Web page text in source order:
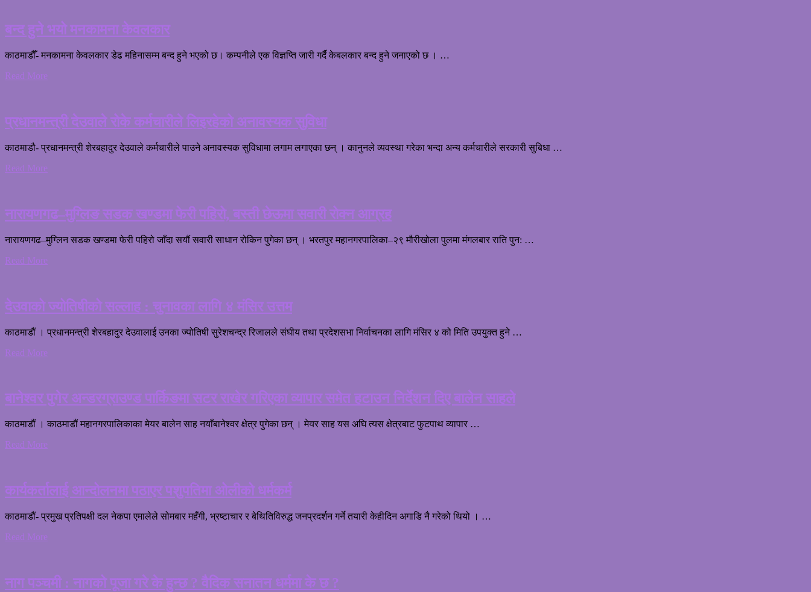
बन्द हुने भयो मनकामना केवलकार
काठमाडौँ- मनकामना केवलकार डेढ महिनासम्म बन्द हुने भएको छ। कम्पनीले एक विज्ञप्ति जारी गर्दै केबलकार बन्द हुने जनाएको छ । …
Read More
प्रधानमन्त्री देउवाले रोके कर्मचारीले लिइरहेको अनावस्यक सुविधा
काठमाडौ- प्रधानमन्त्री शेरबहादुर देउवाले कर्मचारीले पाउने अनावस्यक सुविधामा लगाम लगाएका छन् । कानुनले व्यवस्था गरेका भन्दा अन्य कर्मचारीले सरकारी सुबिधा …
Read More
नारायणगढ–मुग्लिङ सडक खण्डमा फेरी पहिरो, बस्ती छेऊमा सवारी रोक्न आग्रह
नारायणगढ–मुग्लिन सडक खण्डमा फेरी पहिरो जाँदा सयौं सवारी साधान रोकिन पुगेका छन् । भरतपुर महानगरपालिका–२९ मौरीखोला पुलमा मंगलबार राति पुन: …
Read More
देउवाको ज्योतिषीको सल्लाह : चुनावका लागि ४ मंसिर उत्तम
काठमाडौं । प्रधानमन्त्री शेरबहादुर देउवालाई उनका ज्योतिषी सुरेशचन्द्र रिजालले संघीय तथा प्रदेशसभा निर्वाचनका लागि मंसिर ४ को मिति उपयुक्त हुने …
Read More
बानेश्वर पुगेर अन्डरग्राउण्ड पार्किङमा सटर राखेर गरिएका व्यापार समेत हटाउन निर्देशन दिए बालेन साहले
काठमाडौं । काठमाडौं महानगरपालिकाका मेयर बालेन साह नयाँबानेश्वर क्षेत्र पुगेका छन् । मेयर साह यस अघि त्यस क्षेत्रबाट फुटपाथ व्यापार …
Read More
कार्यकर्तालाई आन्दोलनमा पठाएर पशुपतिमा ओलीको धर्मकर्म
काठमाडौं- प्रमुख प्रतिपक्षी दल नेकपा एमालेले सोमबार महँगी, भ्रष्टाचार र बेथितिविरुद्ध जनप्रदर्शन गर्ने तयारी केहीदिन अगाडि नै गरेको थियो । …
Read More
नाग पञ्चमी : नागको पूजा गरे के हुन्छ ? वैदिक सनातन धर्ममा के छ ?